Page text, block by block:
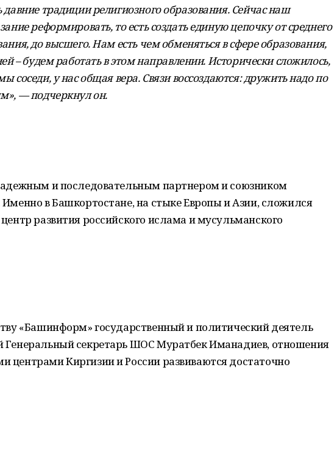
давние традиции религиозного образования. Сейчас наш
реформировать, то есть создать единую цепочку от среднего
до высшего. Нам есть чем обменяться в сфере образования,
– будем работать в этом направлении. Исторически сложилось,
соседи, у нас общая вера. Связи воссоздаются: дружить надо по
— подчеркнул он.
и последовательным партнером и союзником
в Башкортостане, на стыке Европы и Азии, сложился
развития российского ислама и мусульманского
«Башинформ» государственный и политический деятель
Генеральный секретарь ШОС Муратбек Иманадиев, отношения
центрами Киргизии и России развиваются достаточно